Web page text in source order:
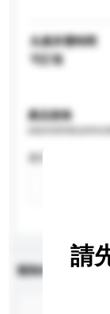
生產所需時間
可訂造
產品規格
查詢內容
請